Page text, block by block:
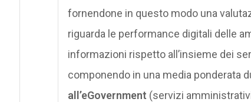
fornendone in questo modo una
riguarda le performance digitali delle
informazioni rispetto all’insieme dei
componendo in una media ponderata
all’eGovernment (servizi